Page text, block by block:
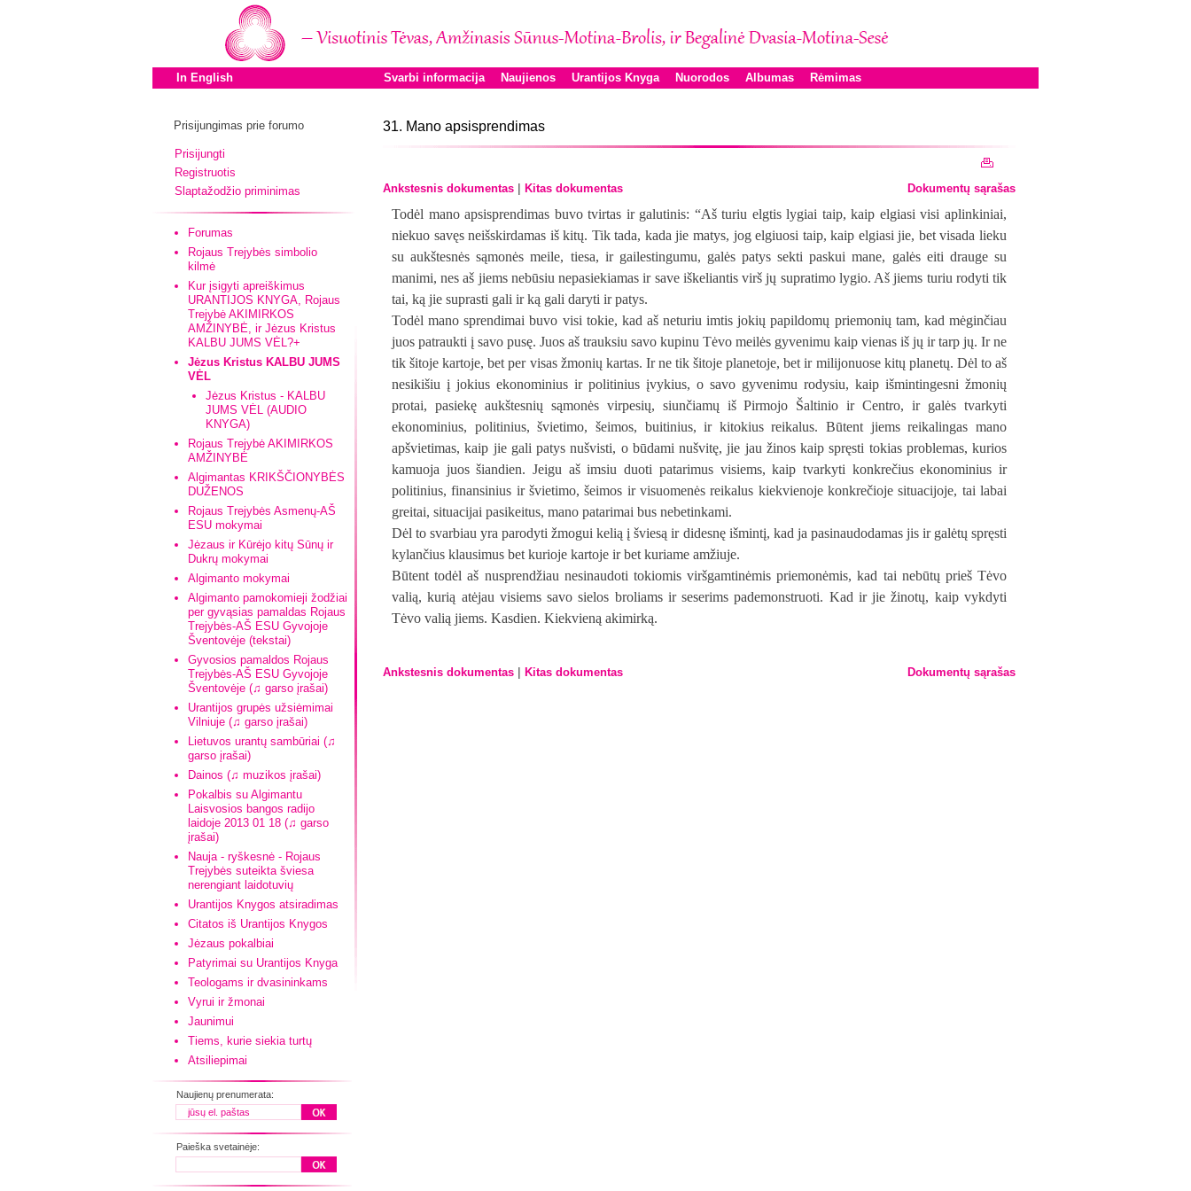
In English Svarbi informacija Naujienos Urantijos Knyga Nuorodos Albumas Rėmimas
Prisijungimas prie forumo
Prisijungti
Registruotis
Slaptažodžio priminimas
Forumas
Rojaus Trejybės simbolio
kilmė
Kur įsigyti apreiškimus
URANTIJOS KNYGA, Rojaus
Trejybė AKIMIRKOS
AMŽINYBĖ, ir Jėzus Kristus
KALBU JUMS VĖL?+
Jėzus Kristus KALBU JUMS
VĖL
Jėzus Kristus - KALBU
JUMS VĖL (AUDIO
KNYGA)
Rojaus Trejybė AKIMIRKOS
AMŽINYBĖ
Algimantas KRIKŠČIONYBĖS
DUŽENOS
Rojaus Trejybės Asmenų-AŠ
ESU mokymai
Jėzaus ir Kūrėjo kitų Sūnų ir
Dukrų mokymai
Algimanto mokymai
Algimanto pamokomieji žodžiai
per gyvąsias pamaldas Rojaus
Trejybės-AŠ ESU Gyvojoje
Šventovėje (tekstai)
Gyvosios pamaldos Rojaus
Trejybės-AŠ ESU Gyvojoje
Šventovėje (♫ garso įrašai)
Urantijos grupės užsiėmimai
Vilniuje (♫ garso įrašai)
Lietuvos urantų sambūriai (♫
garso įrašai)
Dainos (♫ muzikos įrašai)
Pokalbis su Algimantu
Laisvosios bangos radijo
laidoje 2013 01 18 (♫ garso
įrašai)
Nauja - ryškesnė - Rojaus
Trejybės suteikta šviesa
nerengiant laidotuvių
Urantijos Knygos atsiradimas
Citatos iš Urantijos Knygos
Jėzaus pokalbiai
Patyrimai su Urantijos Knyga
Teologams ir dvasininkams
Vyrui ir žmonai
Jaunimui
Tiems, kurie siekia turtų
Atsiliepimai
Naujienų prenumerata:
Paieška svetainėje:
31. Mano apsisprendimas
Ankstesnis dokumentas | Kitas dokumentas Dokumentų sąrašas
Todėl mano apsisprendimas buvo tvirtas ir galutinis: “Aš turiu elgtis lygiai taip, kaip elgiasi visi aplinkiniai,
niekuo savęs neišskirdamas iš kitų. Tik tada, kada jie matys, jog elgiuosi taip, kaip elgiasi jie, bet visada lieku
su aukštesnės sąmonės meile, tiesa, ir gailestingumu, galės patys sekti paskui mane, galės eiti drauge su
manimi, nes aš jiems nebūsiu nepasiekiamas ir save iškeliantis virš jų supratimo lygio. Aš jiems turiu rodyti tik
tai, ką jie suprasti gali ir ką gali daryti ir patys.
Todėl mano sprendimai buvo visi tokie, kad aš neturiu imtis jokių papildomų priemonių tam, kad mėginčiau
juos patraukti į savo pusę. Juos aš trauksiu savo kupinu Tėvo meilės gyvenimu kaip vienas iš jų ir tarp jų. Ir ne
tik šitoje kartoje, bet per visas žmonių kartas. Ir ne tik šitoje planetoje, bet ir milijonuose kitų planetų. Dėl to aš
nesikišiu į jokius ekonominius ir politinius įvykius, o savo gyvenimu rodysiu, kaip išmintingesni žmonių
protai, pasiekę aukštesnių sąmonės virpesių, siunčiamų iš Pirmojo Šaltinio ir Centro, ir galės tvarkyti
ekonominius, politinius, švietimo, šeimos, buitinius, ir kitokius reikalus. Būtent jiems reikalingas mano
apšvietimas, kaip jie gali patys nušvisti, o būdami nušvitę, jie jau žinos kaip spręsti tokias problemas, kurios
kamuoja juos šiandien. Jeigu aš imsiu duoti patarimus visiems, kaip tvarkyti konkrečius ekonominius ir
politinius, finansinius ir švietimo, šeimos ir visuomenės reikalus kiekvienoje konkrečioje situacijoje, tai labai
greitai, situacijai pasikeitus, mano patarimai bus nebetinkami.
Dėl to svarbiau yra parodyti žmogui kelią į šviesą ir didesnę išmintį, kad ja pasinaudodamas jis ir galėtų spręsti
kylančius klausimus bet kurioje kartoje ir bet kuriame amžiuje.
Būtent todėl aš nusprendžiau nesinaudoti tokiomis viršgamtinėmis priemonėmis, kad tai nebūtų prieš Tėvo
valią, kurią atėjau visiems savo sielos broliams ir seserims pademonstruoti. Kad ir jie žinotų, kaip vykdyti
Tėvo valią jiems. Kasdien. Kiekvieną akimirką.
Ankstesnis dokumentas | Kitas dokumentas Dokumentų sąrašas